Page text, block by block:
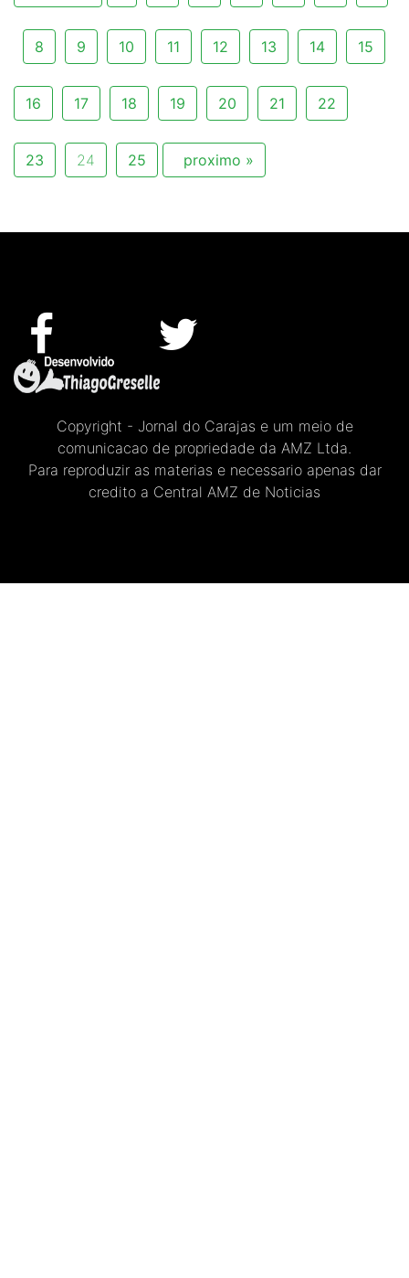
8 9 10 11 12 13 14 15
16 17 18 19 20 21 22
23 24 25 proximo »
Copyright - Jornal do Carajas e um meio de
comunicacao de propriedade da AMZ Ltda.
Para reproduzir as materias e necessario apenas dar
credito a Central AMZ de Noticias